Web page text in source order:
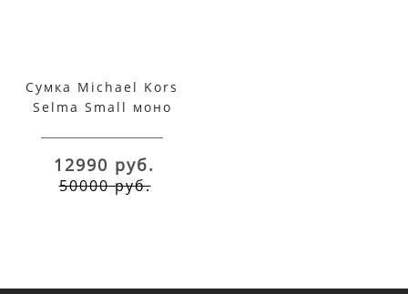
Сумка Michael Kors
Selma Small моно
12990 руб.
50000 руб.